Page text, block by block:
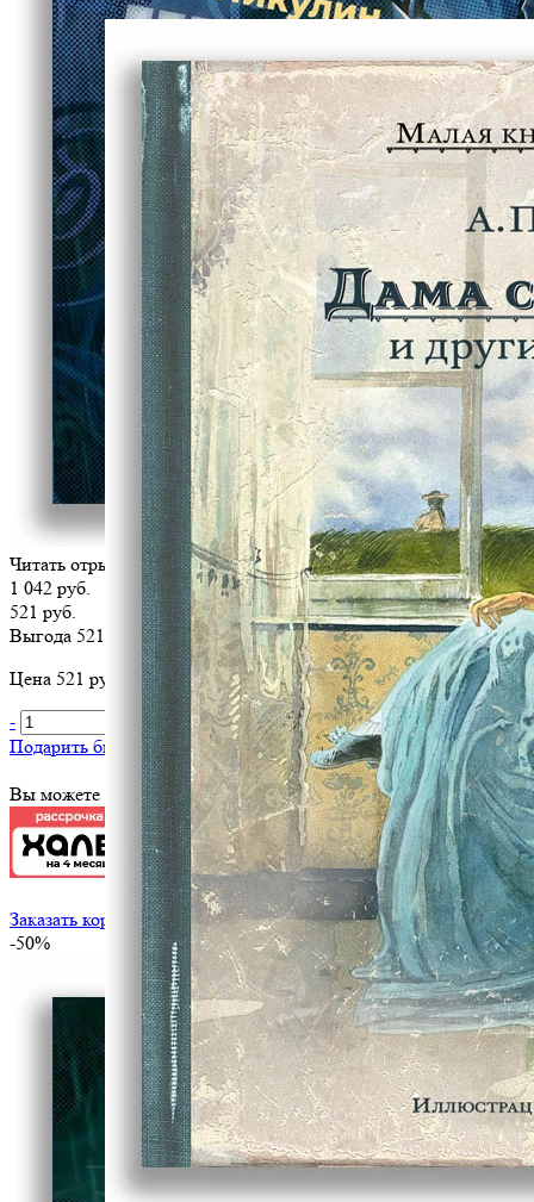
Читать отрывок
1 042 руб.
521 руб.
Выгода 521 руб.
Цена 521 руб. за 1 шт
-
+ В корзину
Подарить библиотеке?
Вы можете оплатить эту книгу картой
Заказать корпоративный тираж
-50%